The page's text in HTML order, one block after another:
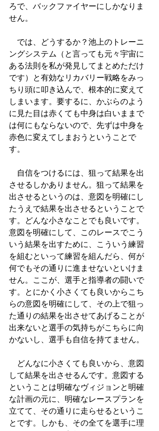
ろで、バックファイヤーにしかなりま
せん。
では、どうするか？池上のトレーニ
ングシステム（と言っても元々宇宙に
ある法則を私が発見してまとめただけ
です）と有効なリカバリー戦略をみっ
ちり頭に叩き込んで、根本的に変えて
しまいます。要するに、かぶらのよう
に見た目は赤くても中身は白いままで
は何にもならないので、先ずは中身を
赤色に変えてしまおうということで
す。
自信をつけるには、狙って結果を出
させるしかありません。狙って結果を
出させるというのは、意図を明確にし
たうえで結果を出させるということで
す。どんな小さなことでも良いです。
意図を明確にして、このレースでこう
いう結果を出すために、こういう練習
を組むといって練習を組んだら、何が
何でもその通りに進ませないといけま
せん。ここが、選手と指導者の闘いで
す。とにかく小さくても良いからこち
らの意図を明確にして、その上で狙っ
た通りの結果を出させてあげることが
出来ないと選手の気持ちがこちらに向
かないし、選手も自信を持てません。
どんなに小さくても良いから、意図
して結果を出させるんです。意図する
ということは明確なヴィジョンと明確
な計画の元に、明確なレースプランを
立てて、その通りに走らせるというこ
とです。しかも、その全てを選手に理